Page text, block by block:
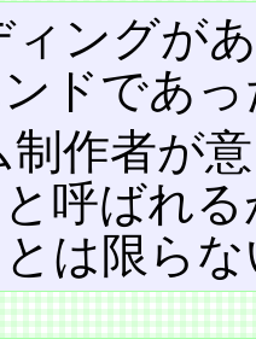
ィングが
ドであ
制作者が
と呼ばれ
は限ら